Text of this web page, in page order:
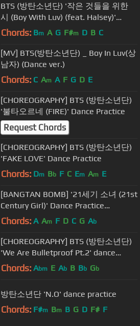
BTS (방탄소년단) '작은 것들을 위한
시 (Boy With Luv) (feat. Halsey)'
Official MV
Chords: Bm A G F#m D B C
[MV] BTS(방탄소년단) _ Boy In Luv(상
남자) (Dance ver.)
Chords: C Am A F G D E
[CHOREOGRAPHY] BTS (방탄소년단)
'불타오르네 (FIRE)' Dance Practice
Request Chords
[CHOREOGRAPHY] BTS (방탄소년단)
'FAKE LOVE' Dance Practice
Chords: Dm Bb F C Em Am E
[BANGTAN BOMB] '21세기 소녀 (21st
Century Girl)' Dance Practice
(Halloween ver.) - BTS (방탄소년단)
Chords: A Am F D C G Ab
[CHOREOGRAPHY] BTS (방탄소년단)
'We Are Bulletproof Pt.2' dance
practice
Chords: Abm E Ab B Bb Gb
방탄소년단 'N.O' dance practice
Chords: F#m Bm B G D F# F